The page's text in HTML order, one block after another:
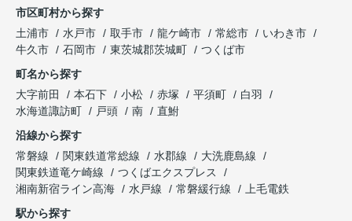
市区町村から探す
土浦市
水戸市 取手市 龍ケ崎市 常総市
いわき市
牛久市
石岡市 東茨城郡茨城町
つくば市
町名から探す
大字前田
本石下 小松 赤塚 平須町
白羽
水海道諏訪町
戸頭 南
直鮒
沿線から探す
常磐線
関東鉄道常総線 水郡線
大洗鹿島線
関東鉄道竜ケ崎線
つくばエクスプレス
湘南新宿ライン高海
水戸線 常磐緩行線
上毛電鉄
駅から探す